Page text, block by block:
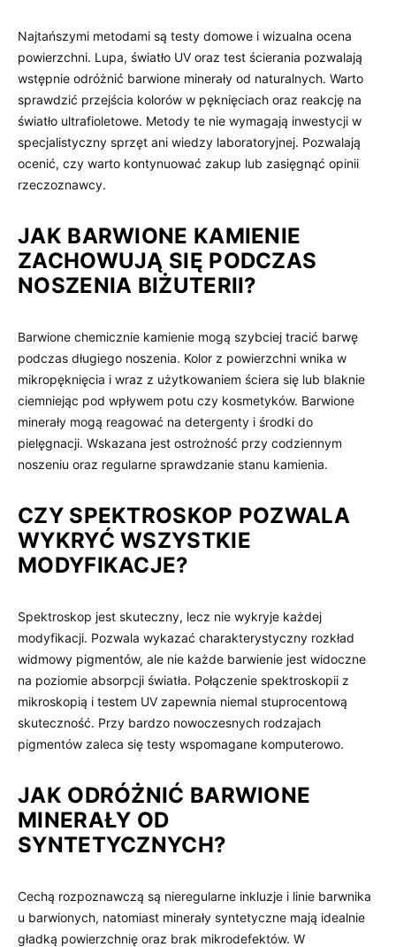
Najtańszymi metodami są testy domowe i wizualna ocena
powierzchni. Lupa, światło UV oraz test ścierania pozwalają
wstępnie odróżnić barwione minerały od naturalnych. Warto
sprawdzić przejścia kolorów w pęknięciach oraz reakcję na
światło ultrafioletowe. Metody te nie wymagają inwestycji w
specjalistyczny sprzęt ani wiedzy laboratoryjnej. Pozwalają
ocenić, czy warto kontynuować zakup lub zasięgnąć opinii
rzeczoznawcy.
JAK BARWIONE KAMIENIE
ZACHOWUJĄ SIĘ PODCZAS
NOSZENIA BIŻUTERII?
Barwione chemicznie kamienie mogą szybciej tracić barwę
podczas długiego noszenia. Kolor z powierzchni wnika w
mikropęknięcia i wraz z użytkowaniem ściera się lub blaknie
ciemniejąc pod wpływem potu czy kosmetyków. Barwione
minerały mogą reagować na detergenty i środki do
pielęgnacji. Wskazana jest ostrożność przy codziennym
noszeniu oraz regularne sprawdzanie stanu kamienia.
CZY SPEKTROSKOP POZWALA
WYKRYĆ WSZYSTKIE
MODYFIKACJE?
Spektroskop jest skuteczny, lecz nie wykryje każdej
modyfikacji. Pozwala wykazać charakterystyczny rozkład
widmowy pigmentów, ale nie każde barwienie jest widoczne
na poziomie absorpcji światła. Połączenie spektroskopii z
mikroskopią i testem UV zapewnia niemal stuprocentową
skuteczność. Przy bardzo nowoczesnych rodzajach
pigmentów zaleca się testy wspomagane komputerowo.
JAK ODRÓŻNIĆ BARWIONE
MINERAŁY OD
SYNTETYCZNYCH?
Cechą rozpoznawczą są nieregularne inkluzje i linie barwnika
u barwionych, natomiast minerały syntetyczne mają idealnie
gładką powierzchnię oraz brak mikrodefektów. W